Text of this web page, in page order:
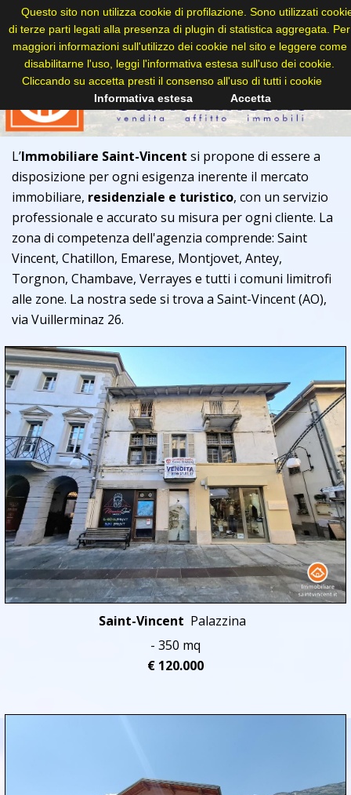
L’Immobiliare Saint-Vincent si propone di essere a
disposizione per ogni esigenza inerente il mercato
immobiliare, residenziale e turistico, con un servizio
professionale e accurato su misura per ogni cliente. La
zona di competenza dell'agenzia comprende: Saint
Vincent, Chatillon, Emarese, Montjovet, Antey,
Torgnon, Chambave, Verrayes e tutti i comuni limitrofi
alle zone. La nostra sede si trova a Saint-Vincent (AO),
via Vuillerminaz 26.
Saint-Vincent Palazzina
- 350 mq
€ 120.000
Questo sito non utilizza cookie di profilazione. Sono utilizzati
di terze parti legati alla presenza di plugin di statistica aggregata. Per
maggiori informazioni sull'utilizzo dei cookie nel sito e leggere come
disabilitarne l'uso, leggi l'informativa estesa sull'uso dei cookie.
Cliccando su accetta presti il consenso all'uso di tutti i cookie
Informativa estesa
Accetta